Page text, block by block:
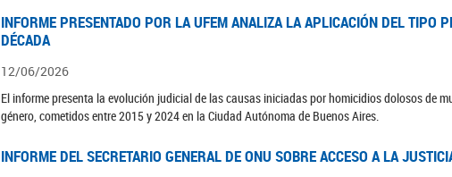
INFORME PRESENTADO POR LA UFEM ANALIZA LA APLICACIÓN DEL TIPO
DÉCADA
12/06/2026
El informe presenta la evolución judicial de las causas iniciadas por homicidios dolosos de
género, cometidos entre 2015 y 2024 en la Ciudad Autónoma de Buenos Aires.
INFORME DEL SECRETARIO GENERAL DE ONU SOBRE ACCESO A LA